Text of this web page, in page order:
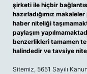
şirketi ile hiçbir
hazırladığımız
haber niteliği
paylaşım
benzerlikleri tamamen
halindedir ve tavsiye
Sitemiz, 5651 Sayılı